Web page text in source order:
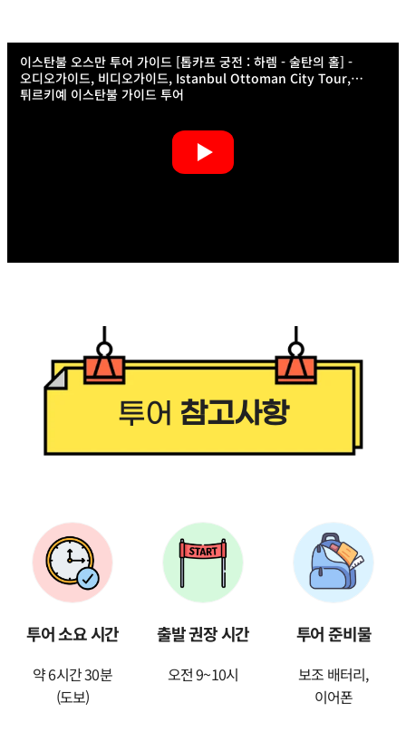
이스탄불 오스만 투어 가이드 [톱카프 궁전 : 하렘 - 술탄의 홀] -
오디오가이드, 비디오가이드, Istanbul Ottoman City Tour,
튀르키예 이스탄불 가이드 투어
투어 참고사항
투어 소요 시간
약 6시간 30분
(도보)
출발 권장 시간
오전 9~10시
투어 준비물
보조 배터리,
이어폰